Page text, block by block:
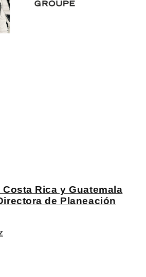
Rica y Guatemala
de Planeación